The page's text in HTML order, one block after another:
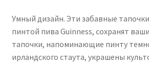
Умный дизайн. Эти забавные
пинтой пива Guinness, сохранят
тапочки, напоминающие пинту
ирландского стаута, украшены